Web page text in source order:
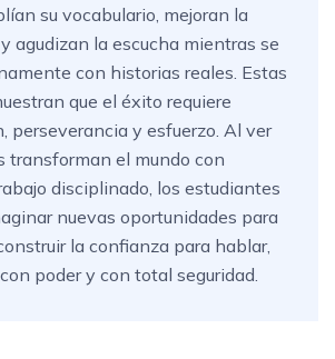
su vocabulario, mejoran la
agudizan la escucha mientras se
con historias reales. Estas
que el éxito requiere
perseverancia y esfuerzo. Al ver
transforman el mundo con
disciplinado, los estudiantes
nuevas oportunidades para
la confianza para hablar,
poder y con total seguridad.